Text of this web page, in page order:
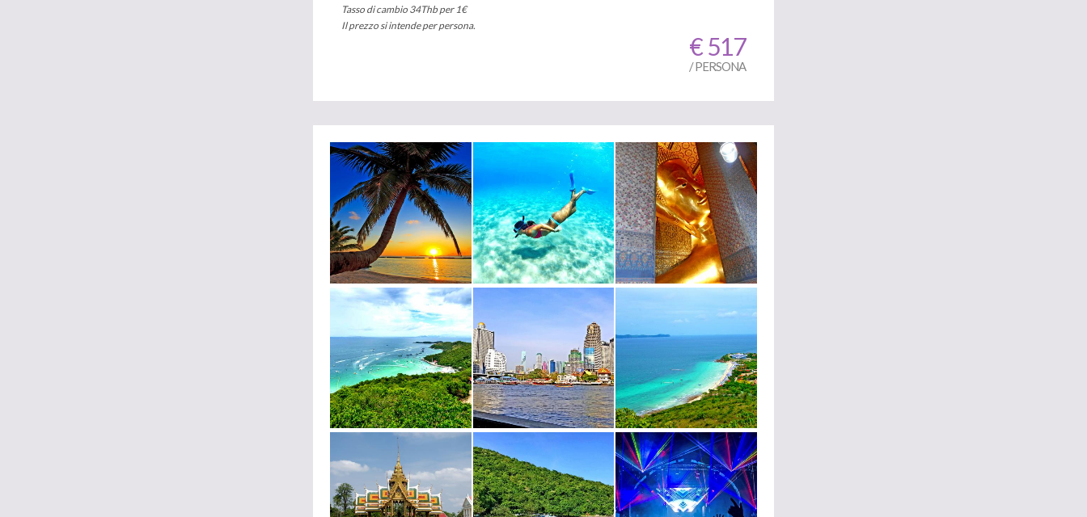
Tasso di cambio 34Thb per 1€
Il prezzo si intende per persona.
€ 517
/ PERSONA